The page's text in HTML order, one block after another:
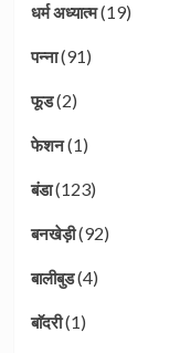
धर्म अध्यात्म(19)
पन्ना(91)
फूड(2)
फेशन(1)
बंडा(123)
बनखेड़ी(92)
बालीबुड(4)
बाॅदरी(1)